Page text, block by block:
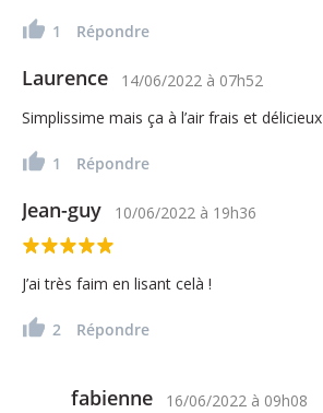
1 Répondre
Laurence 14/06/2022 à 07h52
Simplissime mais ça à l’air frais et délicieux
1 Répondre
Jean-guy 10/06/2022 à 19h36
J’ai très faim en lisant celà !
2 Répondre
fabienne 16/06/2022 à 09h08